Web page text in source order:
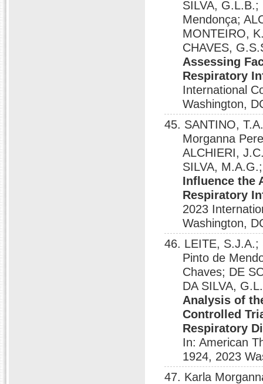
SILVA,
Mendonça;
MONTEIRO,
CHAVES,
Assessing
Respiratory
International
Washington,
45. SANTINO,
Morganna
ALCHIERI,
SILVA,
Influence the
Respiratory
2023
Washington,
46. LEITE, S.J.A.;
Pinto de
Chaves; DE
DA SILVA,
Analysis of
Controlled
Respiratory
In: American
1924, 2023
47. Karla